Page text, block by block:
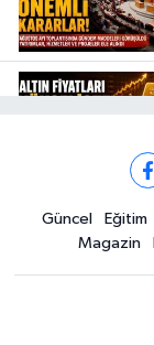
Güncel Eğitim
Magazin